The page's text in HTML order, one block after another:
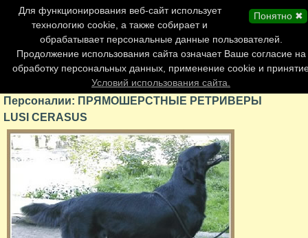
Главная страница
Обновления сайта
Контакты
Персоналии
Форум
Персоналии: ПРЯМОШЕРСТНЫЕ РЕТРИВЕРЫ
LUSI CERASUS
Понятно ✖
Для функционирования веб-сайт использует
технологию cookie, а также собирает и
обрабатывает персональные данные пользователей.
Продолжение использования сайта означает Ваше согласие на
обработку персональных данных, применение cookie и
Условий использования сайта.